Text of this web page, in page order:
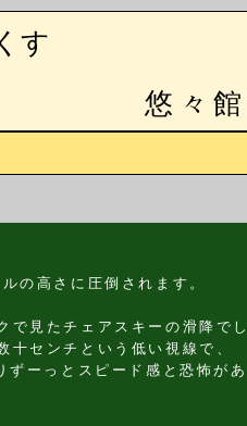
す
悠々館
の高さに圧倒されます。
で見たチェアスキーの滑降でし
センチという低い視線で、
ーっとスピード感と恐怖があ